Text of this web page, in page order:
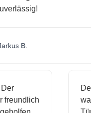
B.
Der
freundlich